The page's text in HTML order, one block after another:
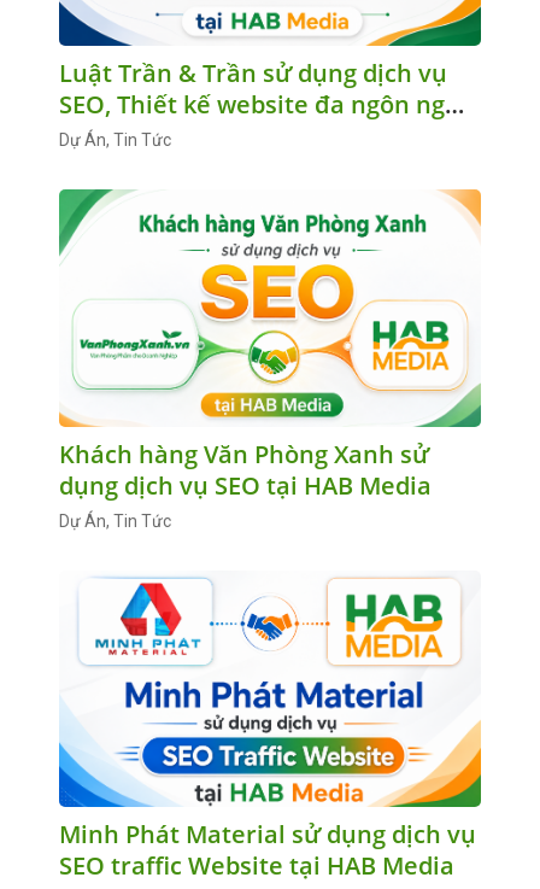
Luật Trần & Trần sử dụng dịch vụ
SEO, Thiết kế website đa ngôn ngữ
tại HAB Media
Dự Án, Tin Tức
Khách hàng Văn Phòng Xanh sử
dụng dịch vụ SEO tại HAB Media
Dự Án, Tin Tức
Minh Phát Material sử dụng dịch vụ
SEO traffic Website tại HAB Media